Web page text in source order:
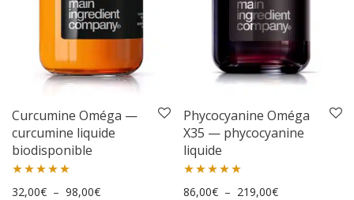
Curcumine Oméga —
curcumine liquide
biodisponible
Note5.00
32,00€ – 98,00€Plage de prix : 32,00€ à 98,00€
Phycocyanine Oméga
X35 — phycocyanine
liquide
Note4.95
86,00€ – 219,00€Plage de prix :